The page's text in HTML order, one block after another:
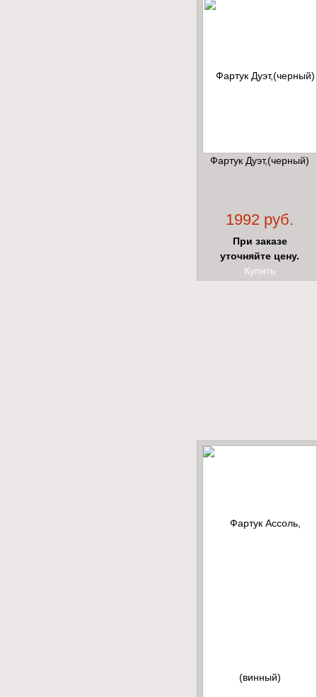
Фартук Дуэт,(черный)
1992 руб.
При заказе
уточняйте цену.
Купить